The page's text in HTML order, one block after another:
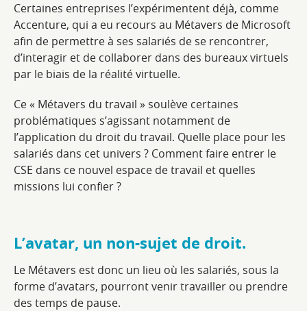
Certaines entreprises l’expérimentent déjà, comme
Accenture, qui a eu recours au Métavers de Microsoft
afin de permettre à ses salariés de se rencontrer,
d’interagir et de collaborer dans des bureaux virtuels
par le biais de la réalité virtuelle.
Ce « Métavers du travail » soulève certaines
problématiques s’agissant notamment de
l’application du droit du travail. Quelle place pour les
salariés dans cet univers ? Comment faire entrer le
CSE dans ce nouvel espace de travail et quelles
missions lui confier ?
L’avatar, un non-sujet de droit.
Le Métavers est donc un lieu où les salariés, sous la
forme d’avatars, pourront venir travailler ou prendre
des temps de pause.